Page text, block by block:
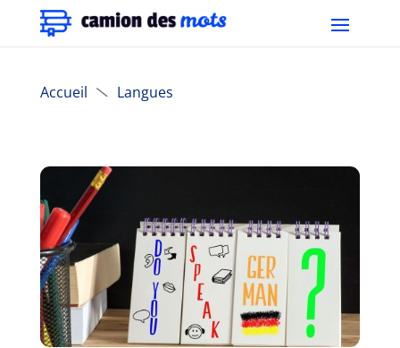
Accueil  Langues